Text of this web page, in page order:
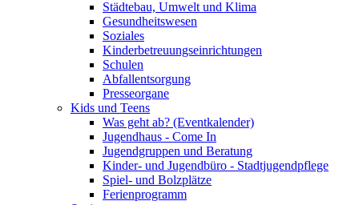
Städtebau, Umwelt und Klima
Gesundheitswesen
Soziales
Kinderbetreuungseinrichtungen
Schulen
Abfallentsorgung
Presseorgane
Kids und Teens
Was geht ab? (Eventkalender)
Jugendhaus - Come In
Jugendgruppen und Beratung
Kinder- und Jugendbüro - Stadtjugendpflege
Spiel- und Bolzplätze
Ferienprogramm